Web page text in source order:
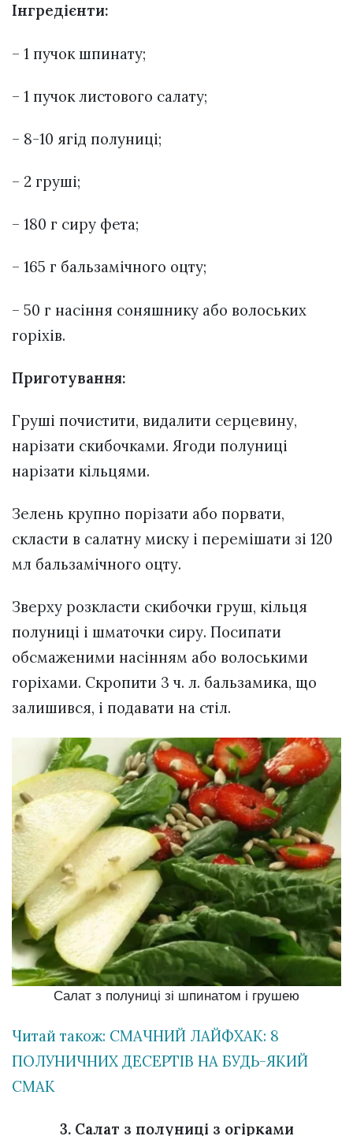
Інгредієнти:
– 1 пучок шпинату;
– 1 пучок листового салату;
– 8-10 ягід полуниці;
– 2 груші;
– 180 г сиру фета;
– 165 г бальзамічного оцту;
– 50 г насіння соняшнику або волоських
горіхів.
Приготування:
Груші почистити, видалити серцевину,
нарізати скибочками. Ягоди полуниці
нарізати кільцями.
Зелень крупно порізати або порвати,
скласти в салатну миску і перемішати зі 120
мл бальзамічного оцту.
Зверху розкласти скибочки груш, кільця
полуниці і шматочки сиру. Посипати
обсмаженими насінням або волоськими
горіхами. Скропити 3 ч. л. бальзамика, що
залишився, і подавати на стіл.
Салат з полуниці зі шпинатом і грушею
Читай також: СМАЧНИЙ ЛАЙФХАК: 8
ПОЛУНИЧНИХ ДЕСЕРТІВ НА БУДЬ-ЯКИЙ
СМАК
3. Салат з полуниці з огірками